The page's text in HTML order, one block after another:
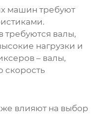
машин требуют
требуются валы,
нагрузки и
– валы,
влияют на выбор